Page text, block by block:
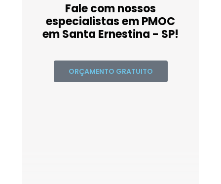
Fale com nossos
especialistas em PMOC
em Santa Ernestina - SP!
ORÇAMENTO GRATUITO